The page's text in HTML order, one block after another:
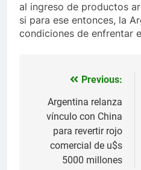
al ingreso de productos
si para ese entonces, la
condiciones de enfrentar
Navegación
entradas
Previous:
Argentina relanza
vínculo con China
para revertir rojo
comercial de u$s
5000 millones